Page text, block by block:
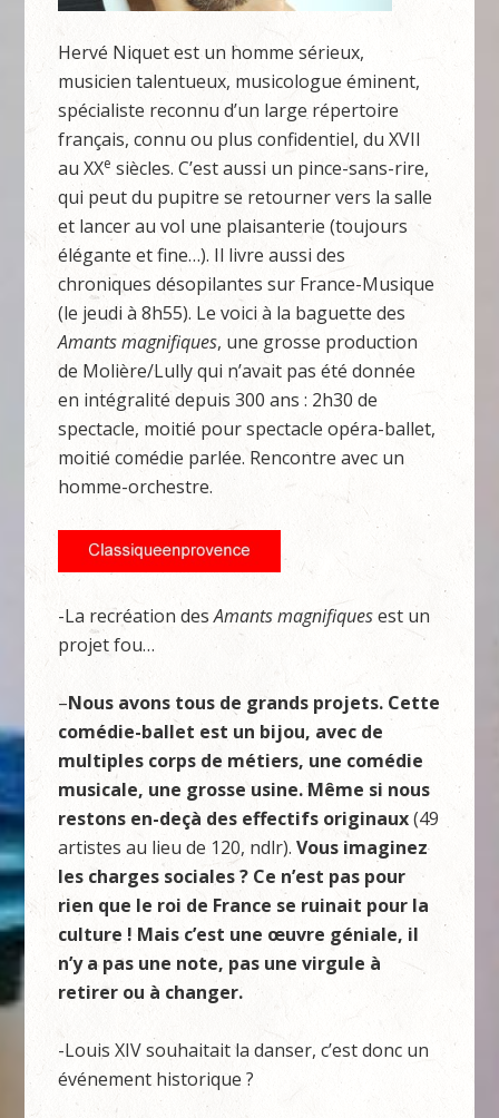
Hervé Niquet est un homme sérieux,
musicien talentueux, musicologue éminent,
spécialiste reconnu d’un large répertoire
français, connu ou plus confidentiel, du XVII
au XXe siècles. C’est aussi un pince-sans-rire,
qui peut du pupitre se retourner vers la salle
et lancer au vol une plaisanterie (toujours
élégante et fine…). Il livre aussi des
chroniques désopilantes sur France-Musique
(le jeudi à 8h55). Le voici à la baguette des
Amants magnifiques, une grosse production
de Molière/Lully qui n’avait pas été donnée
en intégralité depuis 300 ans : 2h30 de
spectacle, moitié pour spectacle opéra-ballet,
moitié comédie parlée. Rencontre avec un
homme-orchestre.
-La recréation desAmants magnifiquesest un
projet fou…
–Nous avons tous de grands projets. Cette
comédie-ballet est un bijou, avec de
multiples corps de métiers, une comédie
musicale, une grosse usine. Même si nous
restons en-deçà des effectifs originaux(49
artistes au lieu de 120, ndlr).Vous imaginez
les charges sociales ? Ce n’est pas pour
rien que le roi de France se ruinait pour la
culture ! Mais c’est une œuvre géniale, il
n’y a pas une note, pas une virgule à
retirer ou à changer.
-Louis XIV souhaitait la danser, c’est donc un
événement historique ?